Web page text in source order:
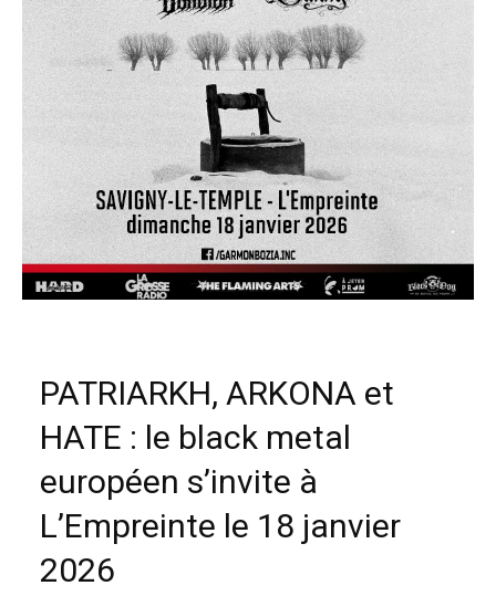
PATRIARKH, ARKONA et
HATE : le black metal
européen s’invite à
L’Empreinte le 18 janvier
2026